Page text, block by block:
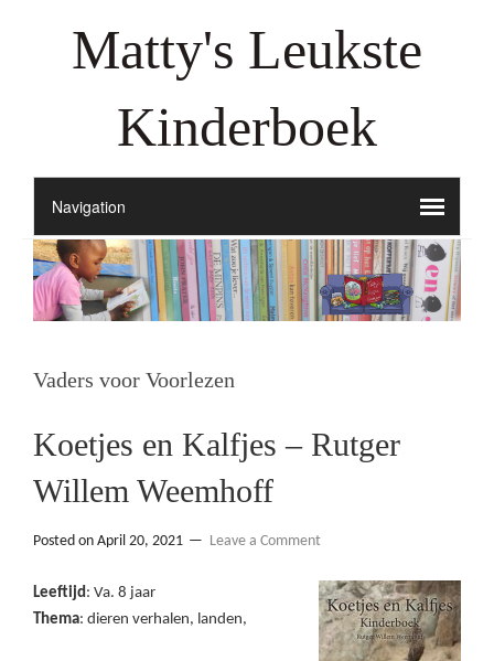
Matty's Leukste
Kinderboek
Vaders voor Voorlezen
Koetjes en Kalfjes – Rutger
Willem Weemhoff
Posted on April 20, 2021 Leave a Comment
Leeftijd: Va. 8 jaar
Thema: dieren verhalen, landen,